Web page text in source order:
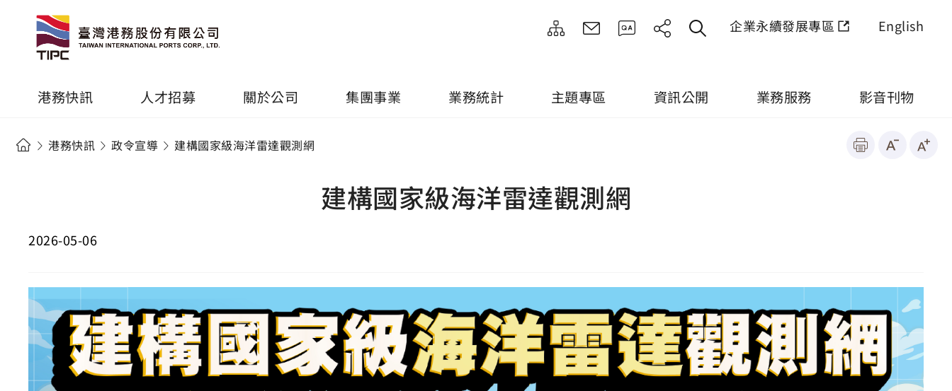
企業永續發展專區 English
港務快訊 人才招募 關於公司 集團事業 業務統計 主題專區 資訊公開 業務服務 影音刊物
港務快訊 政令宣導 建構國家級海洋雷達觀測網
建構國家級海洋雷達觀測網
2026-05-06